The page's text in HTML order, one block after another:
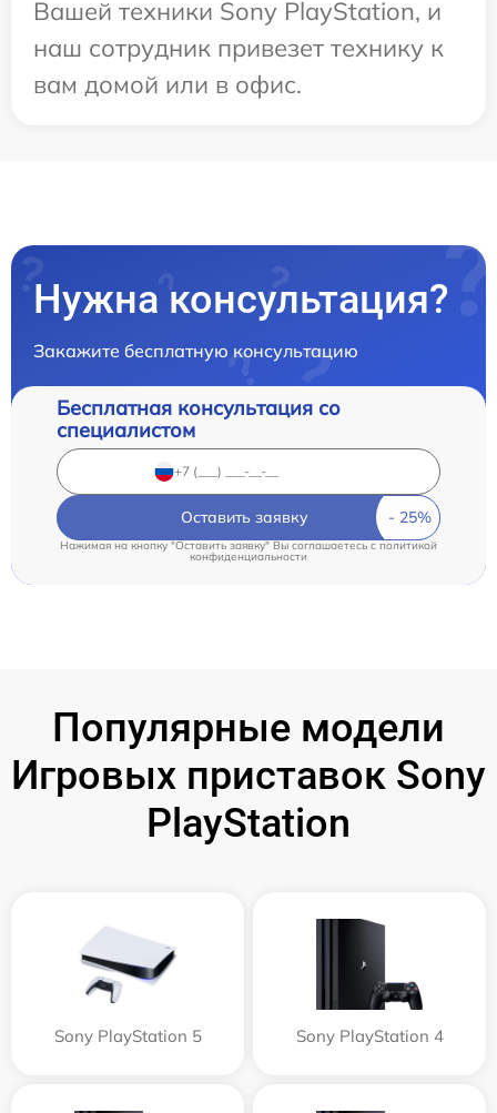
Вашей техники Sony PlayStation, и
наш сотрудник привезет технику к
вам домой или в офис.
Нужна консультация?
Закажите бесплатную консультацию
Бесплатная консультация со
специалистом
Оставить заявку
Нажимая на кнопку "Оставить заявку" Вы соглашаетесь cполитикой
конфиденциальности
Популярные модели
Игровых приставок Sony
PlayStation
Sony PlayStation 5 Sony PlayStation 4